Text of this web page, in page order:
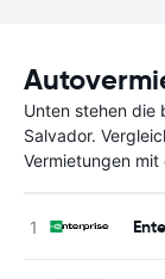
Unten stehen die
Salvador.
Vermietungen